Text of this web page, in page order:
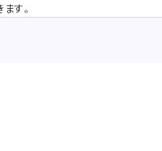
す。